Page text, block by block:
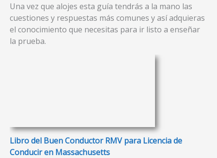
Una vez que alojes esta guía tendrás a la mano las
cuestiones y respuestas más comunes y así adquieras
el conocimiento que necesitas para ir listo a enseñar
la prueba.
Libro del Buen Conductor RMV para Licencia de
Conducir en Massachusetts